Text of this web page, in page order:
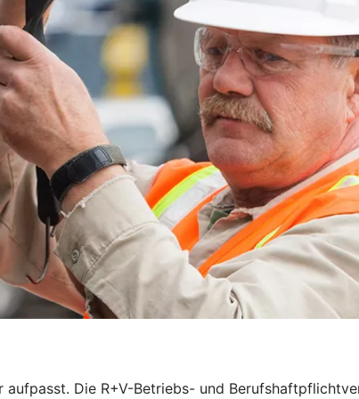
aufpasst. Die R+V-Betriebs- und